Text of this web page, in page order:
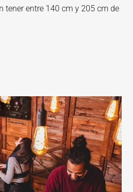
tener entre 140 cm y 205 cm de